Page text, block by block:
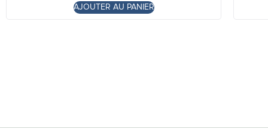
AJOUTER AU PANIER